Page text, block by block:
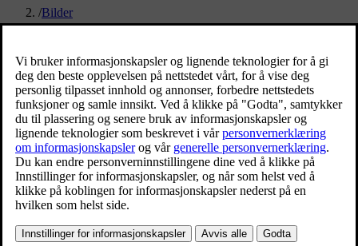
/Bilder
New Volvo XC90 T8 - exterior
11/26/2024
Bokmerke
Del
Last ned